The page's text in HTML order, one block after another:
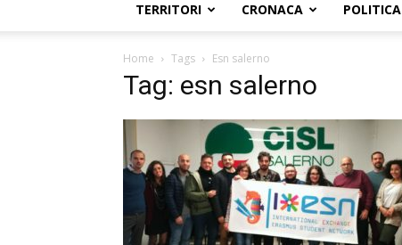
TERRITORI CRONACA POLITICA
Home Tags Esn salerno
Tag: esn salerno